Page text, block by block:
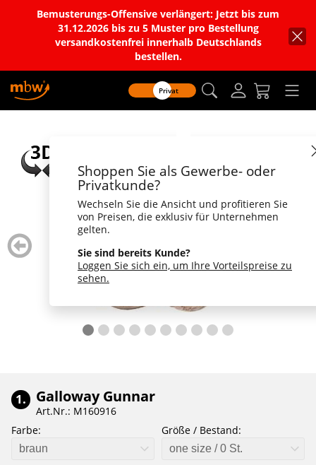
Bemusterungs-Offensive verlängert: Jetzt bis zum
31.12.2026 bis zu 5 Muster pro Bestellung
versandkostenfrei innerhalb Deutschlands
bestellen.
Privat
Shoppen Sie als Gewerbe- oder
Privatkunde?
Wechseln Sie die Ansicht und profitieren Sie
von Preisen, die exklusiv für Unternehmen
gelten.
Sie sind bereits Kunde?
Loggen Sie sich ein, um Ihre Vorteilspreise zu
sehen.
zurück
blättern
1. Galloway Gunnar
Art.Nr.: M160916
Farbe:
braun
Größe / Bestand:
one size / 0 St.